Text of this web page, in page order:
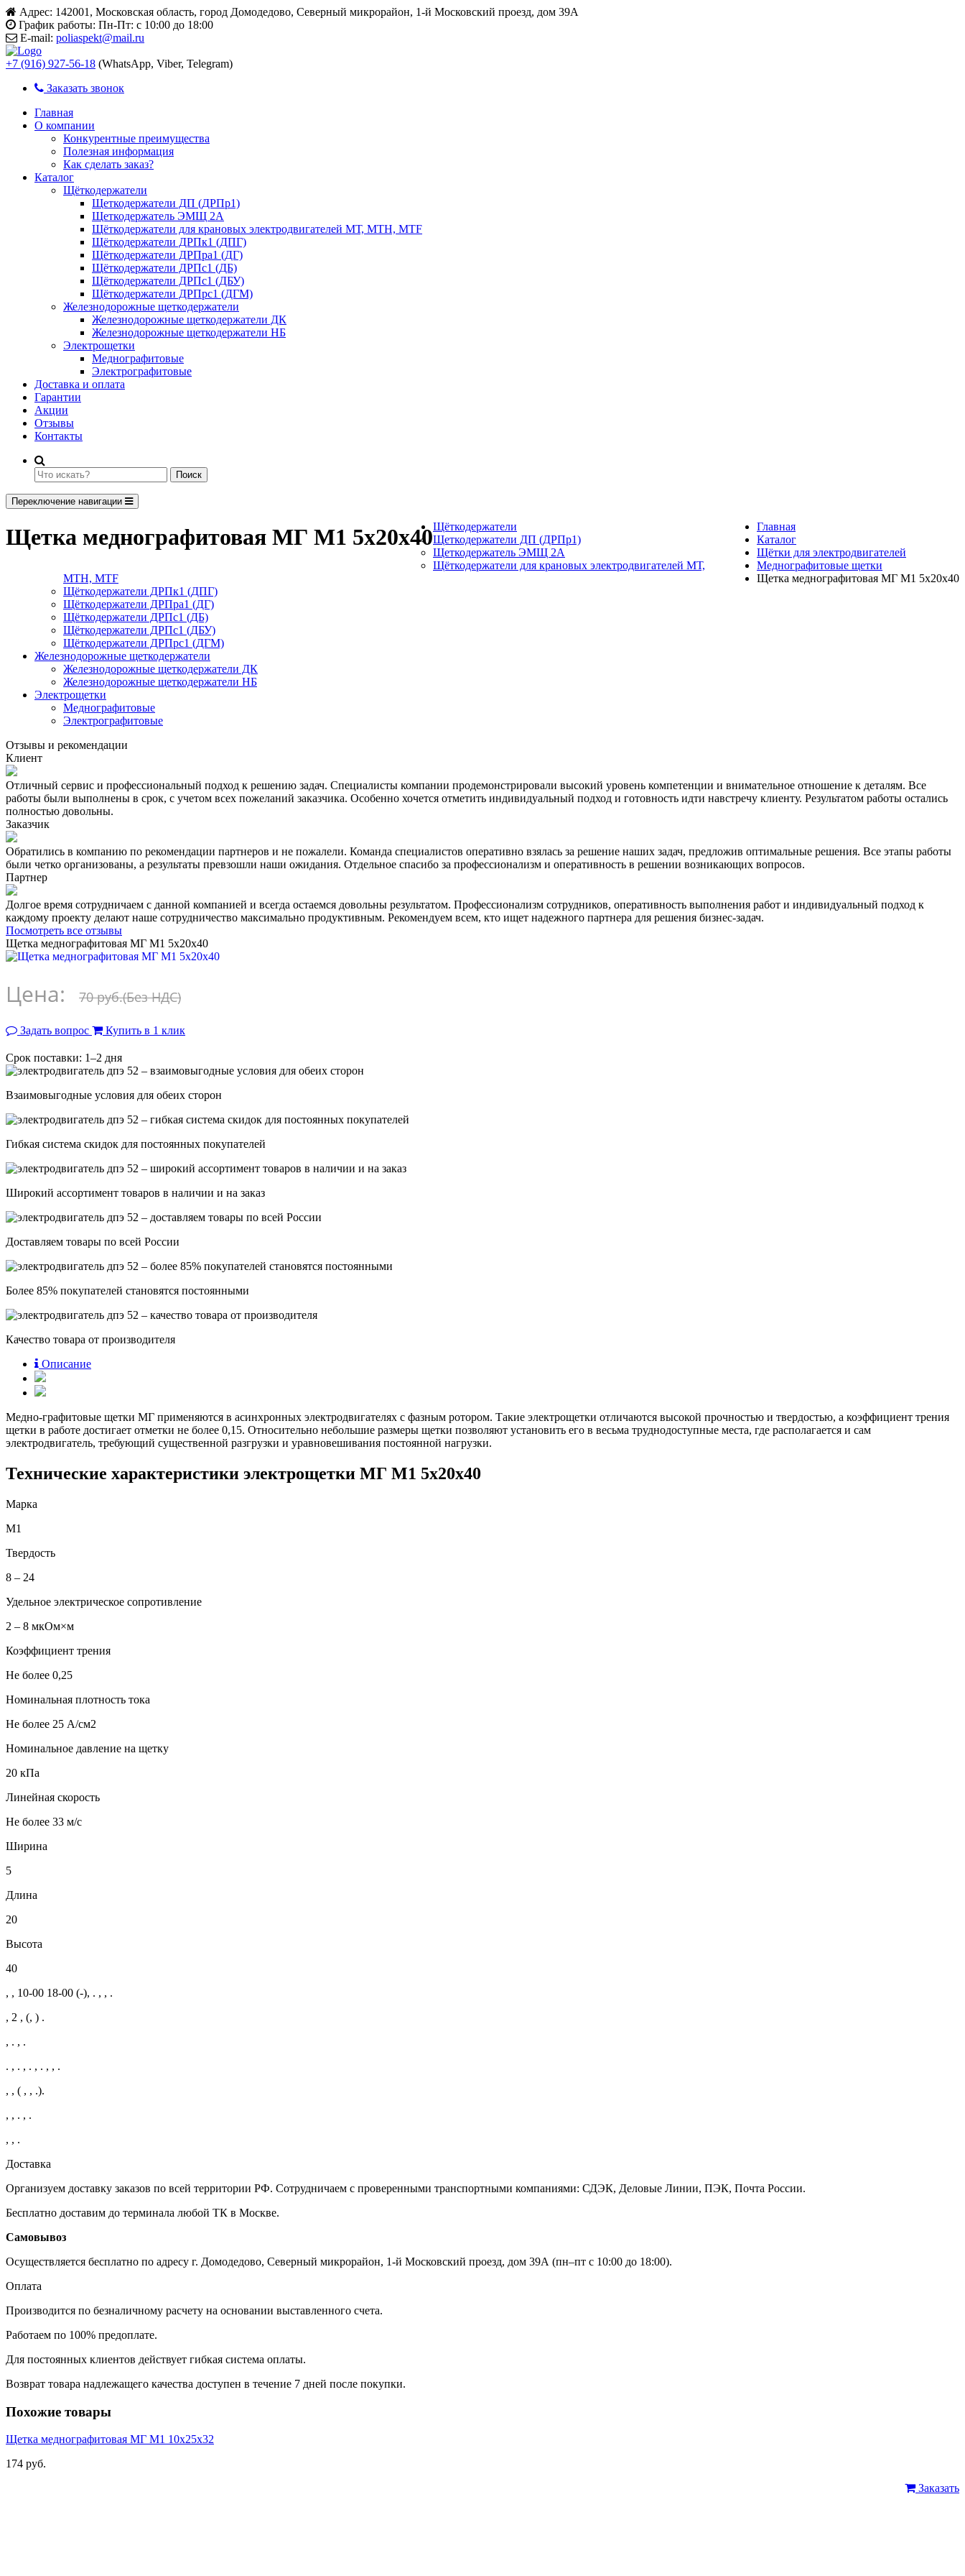
Адрес: 142001, Московская область, город Домодедово, Северный микрорайон, 1-й Московский проезд, дом 39А
График работы: Пн-Пт: с 10:00 до 18:00
E-mail: poliaspekt@mail.ru
+7 (916) 927-56-18 (WhatsApp, Viber, Telegram)
Заказать звонок
Главная
О компании
Конкурентные преимущества
Полезная информация
Как сделать заказ?
Каталог
Щёткодержатели
Щеткодержатели ДП (ДРПр1)
Щеткодержатель ЭМЩ 2А
Щёткодержатели для крановых электродвигателей МТ, МТН, МТF
Щёткодержатели ДРПк1 (ДПГ)
Щёткодержатели ДРПра1 (ДГ)
Щёткодержатели ДРПс1 (ДБ)
Щёткодержатели ДРПс1 (ДБУ)
Щёткодержатели ДРПрс1 (ДГМ)
Железнодорожные щеткодержатели
Железнодорожные щеткодержатели ДК
Железнодорожные щеткодержатели НБ
Электрощетки
Меднографитовые
Электрографитовые
Доставка и оплата
Гарантии
Акции
Отзывы
Контакты
Поиск
Переключение навигации
Щетка меднографитовая МГ М1 5х20х40
Главная
Каталог
Щётки для электродвигателей
Меднографитовые щетки
Щетка меднографитовая МГ М1 5х20х40
Щёткодержатели
Щеткодержатели ДП (ДРПр1)
Щеткодержатель ЭМЩ 2А
Щёткодержатели для крановых электродвигателей МТ,
МТН, МТF
Щёткодержатели ДРПк1 (ДПГ)
Щёткодержатели ДРПра1 (ДГ)
Щёткодержатели ДРПс1 (ДБ)
Щёткодержатели ДРПс1 (ДБУ)
Щёткодержатели ДРПрс1 (ДГМ)
Железнодорожные щеткодержатели
Железнодорожные щеткодержатели ДК
Железнодорожные щеткодержатели НБ
Электрощетки
Меднографитовые
Электрографитовые
Отзывы и рекомендации
Клиент
Отличный сервис и профессиональный подход к решению задач. Специалисты компании продемонстрировали высокий уровень компетенции и внимательное отношение к деталям. Все
работы были выполнены в срок, с учетом всех пожеланий заказчика. Особенно хочется отметить индивидуальный подход и готовность идти навстречу клиенту. Результатом работы остались
полностью довольны.
Заказчик
Обратились в компанию по рекомендации партнеров и не пожалели. Команда специалистов оперативно взялась за решение наших задач, предложив оптимальные решения. Все этапы работы
были четко организованы, а результаты превзошли наши ожидания. Отдельное спасибо за профессионализм и оперативность в решении возникающих вопросов.
Партнер
Долгое время сотрудничаем с данной компанией и всегда остаемся довольны результатом. Профессионализм сотрудников, оперативность выполнения работ и индивидуальный подход к
каждому проекту делают наше сотрудничество максимально продуктивным. Рекомендуем всем, кто ищет надежного партнера для решения бизнес-задач.
Посмотреть все отзывы
Щетка меднографитовая МГ М1 5х20х40
Цена: 70 руб.(Без НДС)
Задать вопрос Купить в 1 клик
Срок поставки: 1–2 дня
Взаимовыгодные условия для обеих сторон
Гибкая система скидок для постоянных покупателей
Широкий ассортимент товаров в наличии и на заказ
Доставляем товары по всей России
Более 85% покупателей становятся постоянными
Качество товара от производителя
Описание
Медно-графитовые щетки МГ применяются в асинхронных электродвигателях с фазным ротором. Такие электрощетки отличаются высокой прочностью и твердостью, а коэффициент трения
щетки в работе достигает отметки не более 0,15. Относительно небольшие размеры щетки позволяют установить его в весьма труднодоступные места, где располагается и сам
электродвигатель, требующий существенной разгрузки и уравновешивания постоянной нагрузки.
Технические характеристики электрощетки МГ М1 5х20х40
Марка
М1
Твердость
8 – 24
Удельное электрическое сопротивление
2 – 8 мкОм×м
Коэффициент трения
Не более 0,25
Номинальная плотность тока
Не более 25 А/см2
Номинальное давление на щетку
20 кПа
Линейная скорость
Не более 33 м/с
Ширина
5
Длина
20
Высота
40
, , 10-00 18-00 (-), . , , .
, 2 , (, ) .
, . , .
. , . , . , . , , .
, , ( , , .).
, , . , .
, , .
Доставка
Организуем доставку заказов по всей территории РФ. Сотрудничаем с проверенными транспортными компаниями: СДЭК, Деловые Линии, ПЭК, Почта России.
Бесплатно доставим до терминала любой ТК в Москве.
Самовывоз
Осуществляется бесплатно по адресу г. Домодедово, Северный микрорайон, 1-й Московский проезд, дом 39А (пн–пт с 10:00 до 18:00).
Оплата
Производится по безналичному расчету на основании выставленного счета.
Работаем по 100% предоплате.
Для постоянных клиентов действует гибкая система оплаты.
Возврат товара надлежащего качества доступен в течение 7 дней после покупки.
Похожие товары
Щетка меднографитовая МГ М1 10х25х32
174 руб.
Заказать